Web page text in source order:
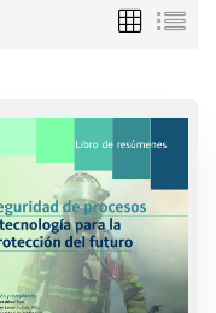
Parrilla